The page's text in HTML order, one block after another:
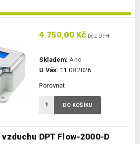
DPT Flow-2000-D
4 750,00 Kč bez DPH
Skladem: Ano
U Vás: 11.08.2026
Porovnat
DO KOŠÍKU